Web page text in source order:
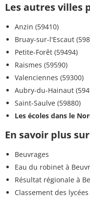
Les autres villes
Anzin (59410)
Bruay-sur-l'Escaut
Petite-Forêt (59494)
Raismes (59590)
Valenciennes (59300)
Aubry-du-Hainaut
Saint-Saulve (59880)
Les écoles dans le
En savoir plus
Beuvrages
Eau du robinet à
Résultat régionale à
Classement des